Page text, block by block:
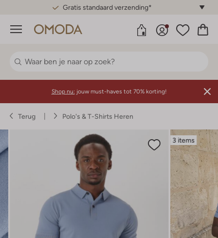
Gratis standaard verzending*
Menu
Shop nu: jouw must-haves tot 70% korting!
Terug Polo's & T-Shirts Heren
3 items